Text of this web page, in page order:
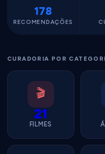
178
RECOMENDAÇÕES
CURADORIA POR
🎬
21
FILMES